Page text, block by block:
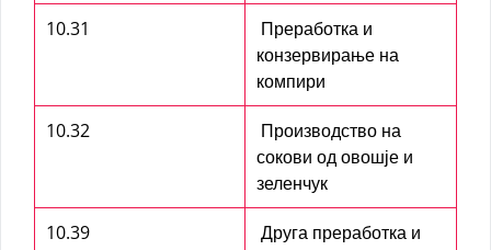
10.31
Преработка и
конзервирање на
компири
10.32
Производство на
сокови од овошје и
зеленчук
10.39
Друга преработка и